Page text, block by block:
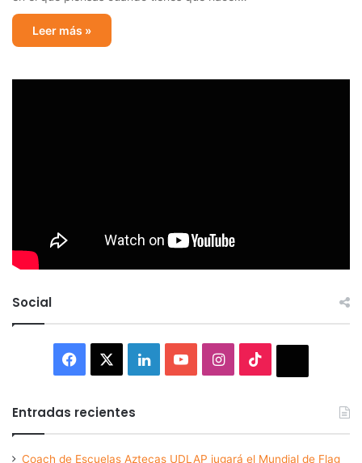
Leer más »
Social
Facebook LinkedInYouTubeInstagram
Entradas recientes
Coach de Escuelas Aztecas UDLAP jugará el Mundial de Flag